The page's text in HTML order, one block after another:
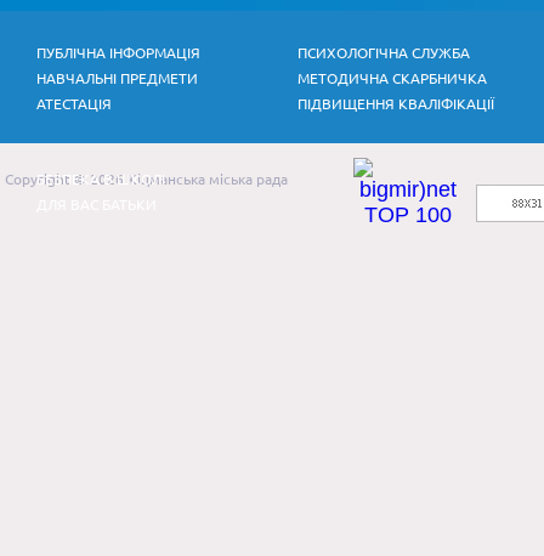
ПУБЛІЧНА ІНФОРМАЦІЯ
НАВЧАЛЬНІ ПРЕДМЕТИ
АТЕСТАЦІЯ
ПСИХОЛОГІЧНА СЛУЖБА
МЕТОДИЧНА СКАРБНИЧКА
ПІДВИЩЕННЯ КВАЛІФІКАЦІЇ
БЕЗПЕКА В ШКОЛІ
Copyright © 2026 Кіцманська міська рада